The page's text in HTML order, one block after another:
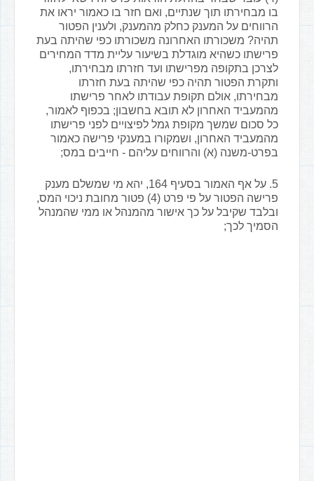
בו מבחירתו תוך שנתיים, ואם חזר בו כאמור יראו את
הרווחים על המענק כחלק מהמענק, ולענין הפטור
תהיה? משכורתו האחרונה משכורתו כפי שהיתה בעת
פרישתו כשהיא מוגדלת בשיעור עליית מדד המחירים
לצרכן בתקופה מפרישתו ועד חזרתו מבחירתו,
ותקרת הפטור תהיה כפי שהיתה בעת חזרתו
מבחירתו, אולם תקופת עבודתו לאחר פרישתו
מהמעביד האחרון לא תובא בחשבון; בכפוף לאמור,
כל סכום שמשך מקופת גמל לפיצויים לפני פרישתו
מהמעביד האחרון, ושמקורו במענקי פרישה כאמור
בפרט-משנה (א) והרווחים עליהם - חייבים במס;
5. על אף האמור בסעיף 164, יהא מי שמשלם מענק
פרישה הפטור על פי פרט (4) פטור מחובת ניכוי המס,
ובלבד שקיבל על כך אישור מהמנהל או ממי שהמנהל
הסמיך לכך;